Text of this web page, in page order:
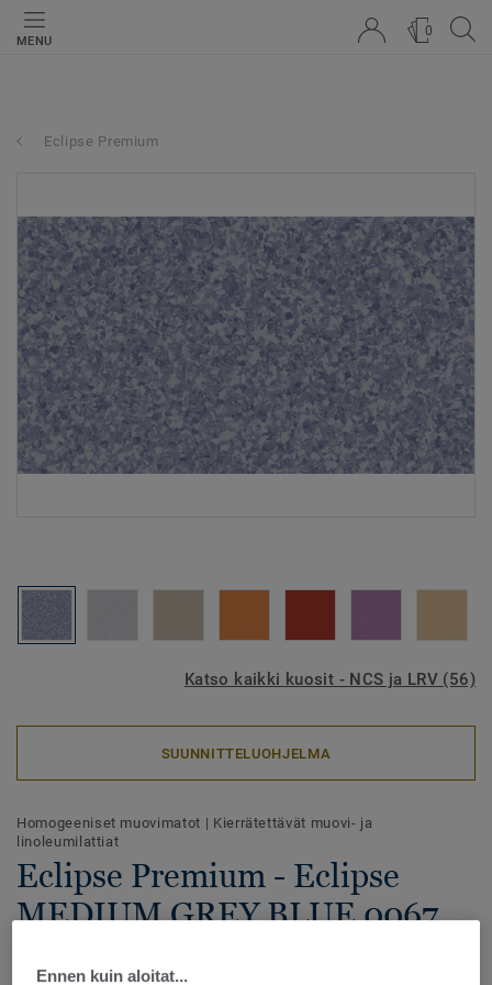
MENU
0
Eclipse Premium
Katso kaikki kuosit - NCS ja LRV (56)
SUUNNITTELUOHJELMA
Homogeeniset muovimatot | Kierrätettävät muovi- ja
linoleumilattiat
Eclipse Premium - Eclipse
MEDIUM GREY BLUE 0067
Ennen kuin aloitat...